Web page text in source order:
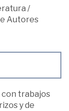
/
Autores
con trabajos
y de